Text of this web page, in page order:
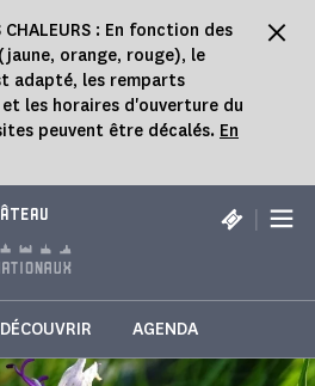
CHALEURS : En fonction des
orange, rouge), le
adapté, les remparts
les horaires d'ouverture du
peuvent être décalés. En
|
DÉCOUVRIR AGENDA